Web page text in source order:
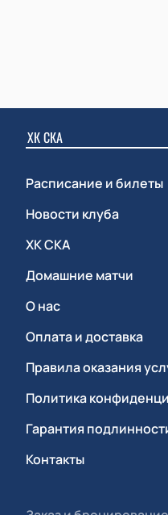
ХК СКА
Расписание и билеты
Новости клуба
ХК СКА
Домашние матчи
О нас
Оплата и доставка
Правила оказания
Политика
Гарантия
Контакты